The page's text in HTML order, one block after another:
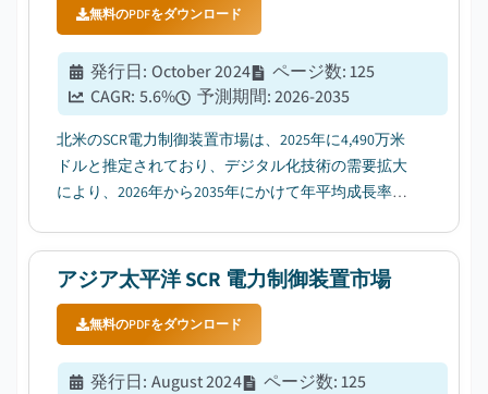
無料のPDFをダウンロード
発行日: October 2024 ページ数:125
CAGR: 5.6% 予測期間:2026-2035
北米のSCR電力制御装置市場は、2025年に4,490万米
ドルと推定されており、デジタル化技術の需要拡大
により、2026年から2035年にかけて年平均成長率
アジア太平洋 SCR 電力制御装置市場
無料のPDFをダウンロード
発行日: August 2024 ページ数:125